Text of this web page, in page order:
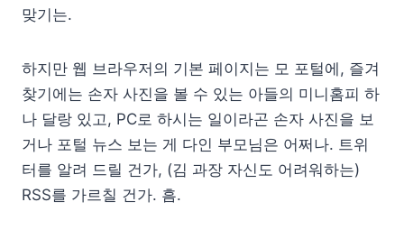
맞기는.
하지만 웹 브라우저의 기본 페이지는 모 포털에, 즐겨
찾기에는 손자 사진을 볼 수 있는 아들의 미니홈피 하
나 달랑 있고, PC로 하시는 일이라곤 손자 사진을 보
거나 포털 뉴스 보는 게 다인 부모님은 어쩌나. 트위
터를 알려 드릴 건가, (김 과장 자신도 어려워하는)
RSS를 가르칠 건가. 흠.